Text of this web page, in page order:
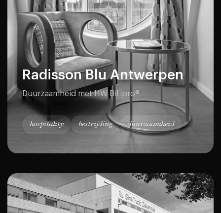
Radisson Blu Antwerpen
Duurzaamheid met HW Bifipro®
hospitality bestrijding duurzaamheid